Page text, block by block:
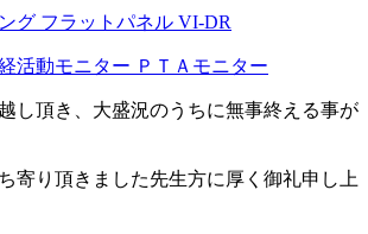
グ フラットパネル VI-DR
活動モニター ＰＴＡモニター
し頂き、大盛況のうちに無事終える事が
寄り頂きました先生方に厚く御礼申し上